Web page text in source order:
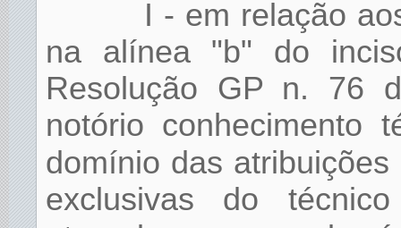
I - em relação
na alínea "b" do
Resolução GP n. 76
notório conhecimento
domínio das
exclusivas do